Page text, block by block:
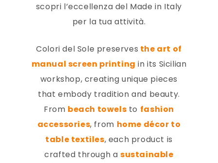
scopri l’eccellenza del Made in Italy
per la tua attività.
Colori del Sole preserves the art of
manual screen printing in its Sicilian
workshop, creating unique pieces
that embody tradition and beauty.
From beach towels to fashion
accessories, from home décor to
table textiles, each product is
crafted through asustainable